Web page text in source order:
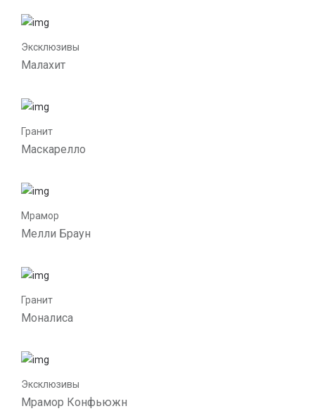
Эксклюзивы
Малахит
Гранит
Маскарелло
Мрамор
Мелли Браун
Гранит
Моналиса
Эксклюзивы
Мрамор Конфьюжн